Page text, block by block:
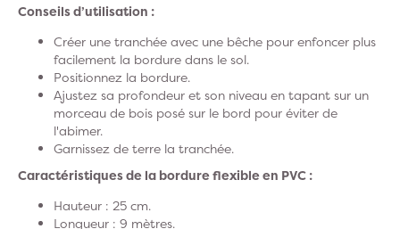
Conseils d’utilisation :
Créer une tranchée avec une bêche pour enfoncer plus
facilement la bordure dans le sol.
Positionnez la bordure.
Ajustez sa profondeur et son niveau en tapant sur un
morceau de bois posé sur le bord pour éviter de
l'abimer.
Garnissez de terre la tranchée.
Caractéristiques de la bordure flexible en PVC :
Hauteur : 25 cm.
Longueur : 9 mètres.